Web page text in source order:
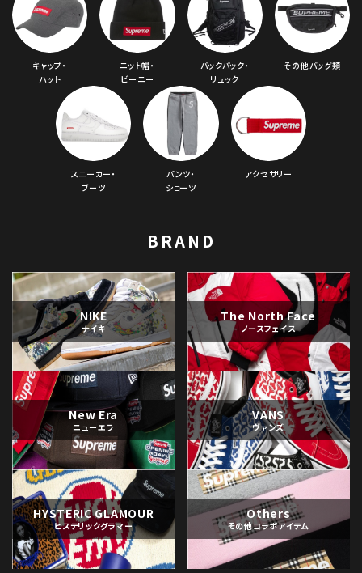
キャップ・
ハット
ニット帽・
ビーニー
バックパック・
リュック
その他バッグ類
スニーカー・
ブーツ
パンツ・
ショーツ
アクセサリー
BRAND
NIKE
ナイキ
The North Face
ノースフェイス
New Era
ニューエラ
VANS
ヴァンズ
HYSTERIC GLAMOUR
ヒステリックグラマー
Others
その他コラボアイテム